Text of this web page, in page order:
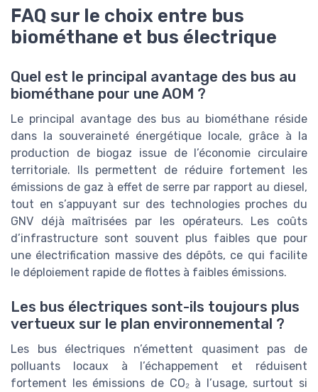
FAQ sur le choix entre bus
biométhane et bus électrique
Quel est le principal avantage des bus au
biométhane pour une AOM ?
Le principal avantage des bus au biométhane réside
dans la souveraineté énergétique locale, grâce à la
production de biogaz issue de l’économie circulaire
territoriale. Ils permettent de réduire fortement les
émissions de gaz à effet de serre par rapport au diesel,
tout en s’appuyant sur des technologies proches du
GNV déjà maîtrisées par les opérateurs. Les coûts
d’infrastructure sont souvent plus faibles que pour
une électrification massive des dépôts, ce qui facilite
le déploiement rapide de flottes à faibles émissions.
Les bus électriques sont-ils toujours plus
vertueux sur le plan environnemental ?
Les bus électriques n’émettent quasiment pas de
polluants locaux à l’échappement et réduisent
fortement les émissions de CO₂ à l’usage, surtout si